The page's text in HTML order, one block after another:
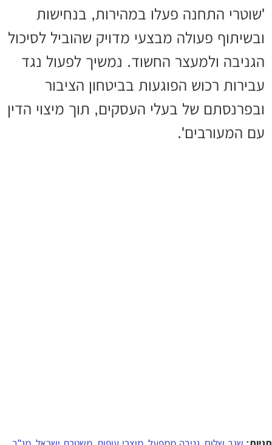
'שוטרי התחנה פעלו במהירות, בנחישות
ובשיתוף פעולה מבצעי מדויק שהוביל לסיכול
הגניבה ולמעצר החשוד. נמשיך לפעול נגד
עבירות רכוש הפוגעות בביטחון הציבור
ובפרנסתם של בעלי העסקים, תוך מיצוי הדין
עם המעורבים'.